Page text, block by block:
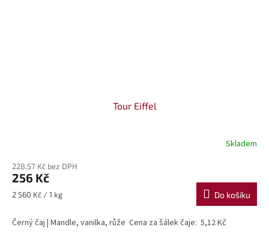
Tour Eiffel
Skladem
228,57 Kč bez DPH
256 Kč
Měrná
2 560 Kč / 1 kg Do košíku
Černý čaj | Mandle, vanilka, růže Cena za šálek čaje: 5,12 Kč